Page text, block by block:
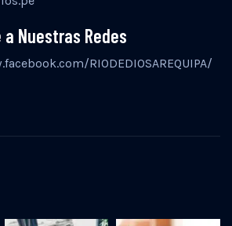
Nuestras Redes
RIODEDIOSAREQUIPA/